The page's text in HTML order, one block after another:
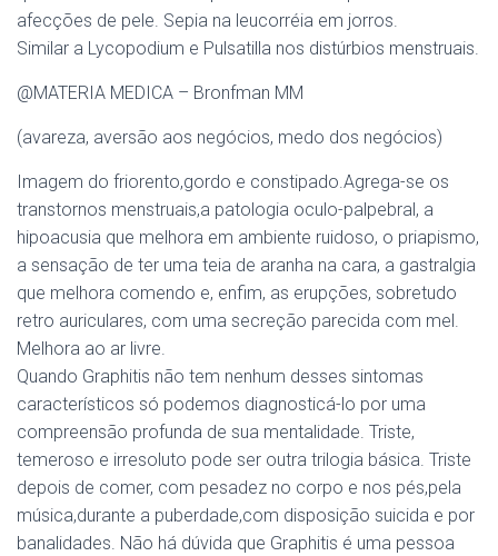
afecções de pele. Sepia na leucorréia em jorros.
Similar a Lycopodium e Pulsatilla nos distúrbios menstruais.
@MATERIA MEDICA – Bronfman MM
(avareza, aversão aos negócios, medo dos negócios)
Imagem do friorento,gordo e constipado.Agrega-se os
transtornos menstruais,a patologia oculo-palpebral, a
hipoacusia que melhora em ambiente ruidoso, o priapismo,
a sensação de ter uma teia de aranha na cara, a gastralgia
que melhora comendo e, enfim, as erupções, sobretudo
retro auriculares, com uma secreção parecida com mel.
Melhora ao ar livre.
Quando Graphitis não tem nenhum desses sintomas
característicos só podemos diagnosticá-lo por uma
compreensão profunda de sua mentalidade. Triste,
temeroso e irresoluto pode ser outra trilogia básica. Triste
depois de comer, com pesadez no corpo e nos pés,pela
música,durante a puberdade,com disposição suicida e por
banalidades. Não há dúvida que Graphitis é uma pessoa